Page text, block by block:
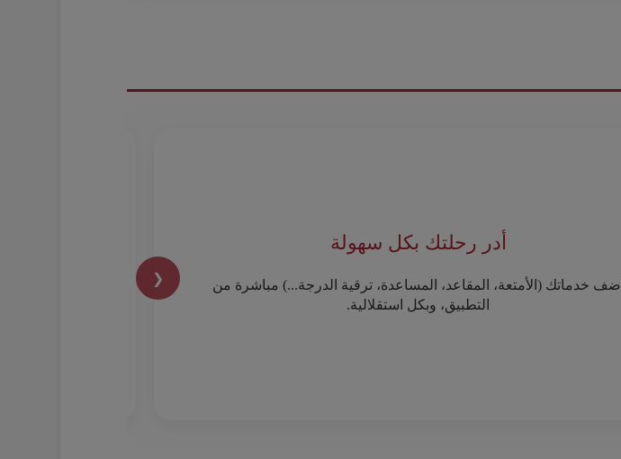
أدر رحلتك بكل سهولة
أضف خدماتك (الأمتعة، المقاعد، المساعدة، ترقية الدرجة...) مباشرة من
التطبيق، وبكل استقلالية.
❮